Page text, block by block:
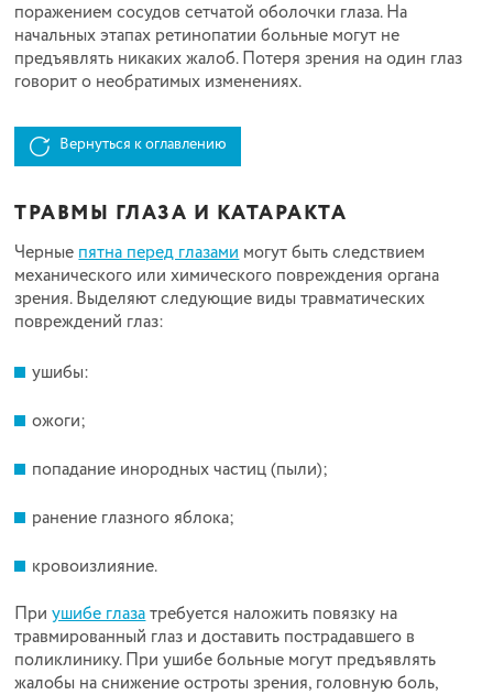
поражением сосудов сетчатой оболочки глаза. На
начальных этапах ретинопатии больные могут не
предъявлять никаких жалоб. Потеря зрения на один глаз
говорит о необратимых изменениях.
Вернуться к оглавлению
ТРАВМЫ ГЛАЗА И КАТАРАКТА
Черныепятна перед глазамимогут быть следствием
механического или химического повреждения органа
зрения. Выделяют следующие виды травматических
повреждений глаз:
ушибы:
ожоги;
попадание инородных частиц (пыли);
ранение глазного яблока;
кровоизлияние.
Приушибе глазатребуется наложить повязку на
травмированный глаз и доставить пострадавшего в
поликлинику. При ушибе больные могут предъявлять
жалобы на снижение остроты зрения, головную боль,